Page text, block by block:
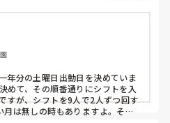
、と制限をかける
ことのできる日を1日だけピッ
勤が難しければ自身で代わりの
入れることを考えています。
年分の土曜日出勤日を決めていま
めて、その順番通りにシフトを入
すが、シフトを9人で2人ずつ回す
は無しの時もありますよ。その